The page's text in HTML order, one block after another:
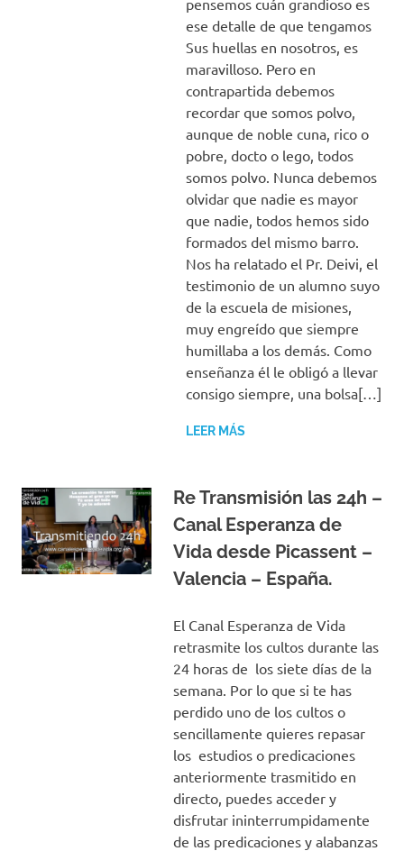
ese detalle de que tengamos
Sus huellas en nosotros, es
maravilloso. Pero en
contrapartida debemos
recordar que somos polvo,
aunque de noble cuna, rico o
pobre, docto o lego, todos
somos polvo. Nunca debemos
olvidar que nadie es mayor
que nadie, todos hemos sido
formados del mismo barro.
Nos ha relatado el Pr. Deivi, el
testimonio de un alumno suyo
de la escuela de misiones,
muy engreído que siempre
humillaba a los demás. Como
enseñanza él le obligó a llevar
consigo siempre, una bolsa[…]
LEER MÁS
Re Transmisión las 24h –
Canal Esperanza de
Vida desde Picassent –
Valencia – España.
El Canal Esperanza de Vida
retrasmite los cultos durante las
24 horas de los siete días de la
semana. Por lo que si te has
perdido uno de los cultos o
sencillamente quieres repasar
los estudios o predicaciones
anteriormente trasmitido en
directo, puedes acceder y
disfrutar ininterrumpidamente
de las predicaciones y alabanzas